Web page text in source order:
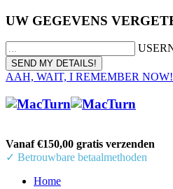
UW GEGEVENS
AAH, WAIT, I REMEMBER NOW!
Vanaf €150,00 gratis verzenden
✓ Betrouwbare betaalmethoden
Home